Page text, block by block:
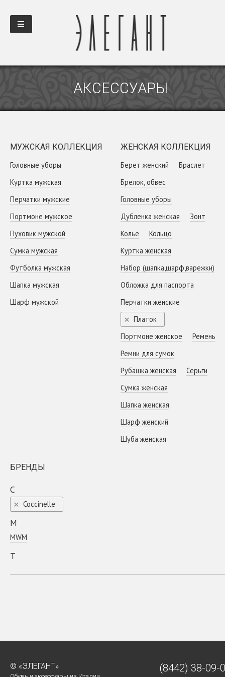
АКСЕССУАРЫ
МУЖСКАЯ КОЛЛЕКЦИЯ
Головные уборы
Куртка мужская
Перчатки мужские
Портмоне мужское
Пуховик мужской
Сумка мужская
Футболка мужская
Шапка мужская
Шарф мужской
ЖЕНСКАЯ КОЛЛЕКЦИЯ
Берет женский
Браслет
Брелок, обвес
Головные уборы
Дубленка женская
Зонт
Колье
Кольцо
Куртка женская
Набор (шапка,шарф,варежки)
Обложка для паспорта
Перчатки женские
Платок
Портмоне женское
Ремень
Ремни для сумок
Рубашка женская
Серьги
Сумка женская
Шапка женская
Шарф женский
Шуба женская
БРЕНДЫ
C
Coсcinelle
M
MWM
T
© «ЭЛЕГАНТ» (8442) 38-09-